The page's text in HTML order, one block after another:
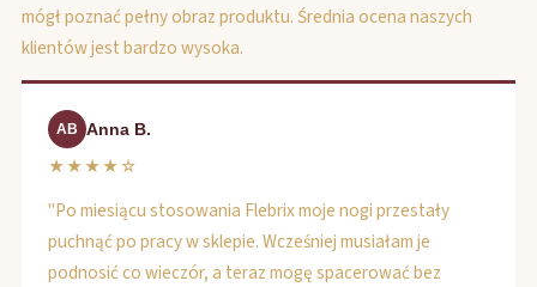
mógł poznać pełny obraz produktu. Średnia ocena naszych
klientów jest bardzo wysoka.
AB Anna B.
★★★★☆
"Po miesiącu stosowania Flebrix moje nogi przestały
puchnąć po pracy w sklepie. Wcześniej musiałam je
podnosić co wieczór, a teraz mogę spacerować bez